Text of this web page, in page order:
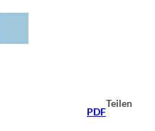
PDF
Teilen